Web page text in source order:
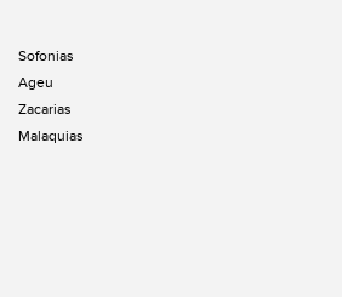
Sofonias
Ageu
Zacarias
Malaquias